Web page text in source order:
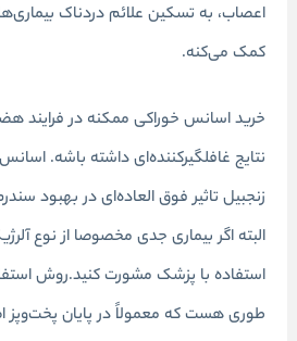
اعصاب، به تسکین علائم دردناک
کمک می‌کنه.
خرید اسانس خوراکی ممکنه در
نتایج غافلگیرکننده‌ای داشته باشه.
زنجبیل تاثیر فوق العاده‌ای در بهبود
البته اگر بیماری جدی مخصوصا از نوع
استفاده با پزشک مشورت کنید.روش
طوری هست که معمولاً در پایان